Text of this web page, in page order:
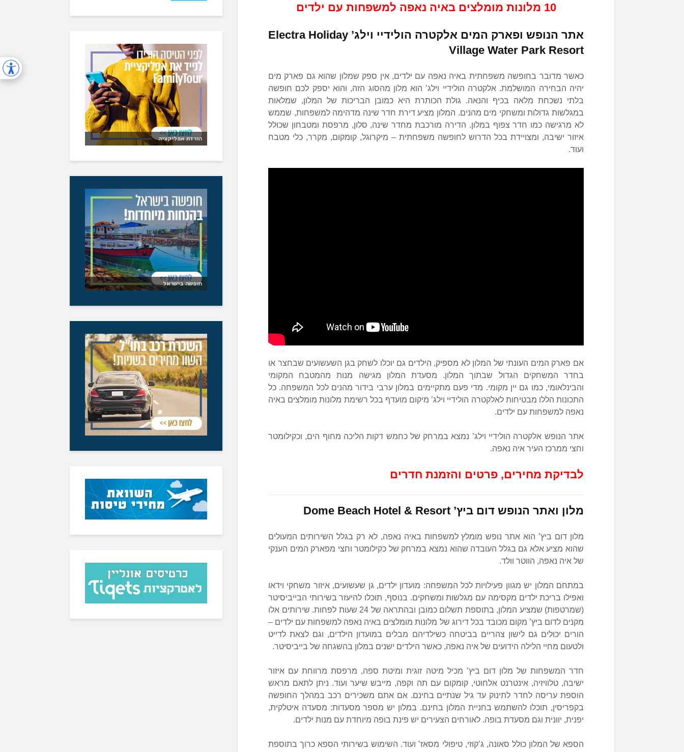
10 מלונות מומלצים באיה נאפה למשפחות עם ילדים
אתר הנופש ופארק המים אלקטרה הולידיי וילג’ Electra Holiday
Village Water Park Resort
כאשר מדובר בחופשה משפחתית באיה נאפה עם ילדים, אין ספק שמלון שהוא גם פארק מים
יהיה הבחירה המושלמת. אלקטרה הולידיי וילג’ הוא מלון מהסוג הזה, והוא יספק לכם חופשה
בלתי נשכחת מלאה בכיף והנאה. גולת הכותרת היא כמובן הבריכות של המלון, שמלאות
במגלשות גדולות ומשחקי מים מהנים. המלון מציע דירת חדר שינה מדהימה למשפחות, שממש
לא מרגישה כמו חדר צפוף במלון. הדירה מורכבת מחדר שינה, סלון, מרפסת ומטבחון שכולל
איזור ישיבה, ומצויידת בכל הדרוש לחופשה משפחתית – מיקרוגל, קומקום, מקרר, כלי מטבח
ועוד.
אם פארק המים העונתי של המלון לא מספיק, הילדים גם יוכלו לשחק בגן השעשועים שבחצר או
בחדר המשחקים הגדול שבתוך המלון. מסעדת המלון מגישה מנות מהמטבח המקומי
והבינלאומי, כמו גם יין מקומי. מדי פעם מתקיימים במלון ערבי בידור מהנים לכל המשפחה. כל
התכונות הללו מבטיחות לאלקטרה הולידיי וילג’ מיקום מועדף בכל רשימת מלונות מומלצים באיה
נאפה למשפחות עם ילדים.
אתר הנופש אלקטרה הולידיי וילג’ נמצא במרחק של כחמש דקות הליכה מחוף הים, וכקילומטר
וחצי ממרכז העיר איה נאפה.
לבדיקת מחירים, פרטים והזמנת חדרים
מלון ואתר הנופש דום ביץ’ Dome Beach Hotel & Resort
מלון דום ביץ’ הוא אתר נופש מומלץ למשפחות באיה נאפה, לא רק בגלל השירותים המעולים
שהוא מציע אלא גם בגלל העובדה שהוא נמצא במרחק של כקילומטר וחצי מפארק המים הענקי
של איה נאפה, הווטר וולד.
במתחם המלון יש מגוון פעילויות לכל המשפחה: מועדון ילדים, גן שעשועים, איזור משחקי וידאו
ואפילו בריכת ילדים מקסימה עם מגלשות ומשחקים. בנוסף, תוכלו להיעזר בשירותי הבייביסיטר
(שמרטפות) שמציע המלון, בתוספת תשלום כמובן ובהתראה של 24 שעות לפחות. שירותים אלו
מקנים לדום ביץ’ מקום מכובד בכל דירוג של מלונות מומלצים באיה נאפה למשפחות עם ילדים –
הורים יכולים גם לישון צהריים בביטחה כשילדיהם מבלים במועדון הילדים, וגם לצאת לדייט
ולטעום מחיי הלילה הידועים של איה נאפה, כאשר הילדים ישנים במלון בהשגחה של בייביסיטר.
חדר המשפחות של מלון דום ביץ’ מכיל מיטה זוגית ומיטת ספה, מרפסת מרווחת עם איזור
ישיבה, טלוויזיה, אינטרנט אלחוטי, קומקום עם תה וקפה, מייבש שיער ועוד. ניתן לתאם מראש
הוספת עריסה לחדר לתינוק עד גיל שנתיים בחינם. אם אתם משכירים רכב במהלך החופשה
בקפריסין, תוכלו להשתמש בחניית המלון בחינם. במלון יש מספר מסעדות: מסעדה איטלקית,
יפנית, יוונית וגם מסעדת בופה. לאורחים הצעירים יש פינת בופה מיוחדת עם מנות ילדים.
הספא של המלון כולל סאונה, ג’קוזי, טיפולי מסאז’ ועוד. השימוש בשירותי הספא כרוך בתוספת
הורדת אפליקציה
חופשה בישראל